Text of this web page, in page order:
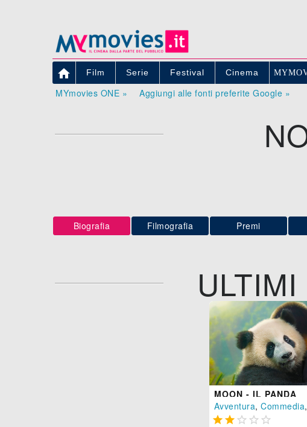
 Film Serie Festival Cinema
MYmovies ONE » Aggiungi alle fonti preferite Google »
Biografia Filmografia Premi
MOON - IL PANDA
Avventura,Commedia,
    